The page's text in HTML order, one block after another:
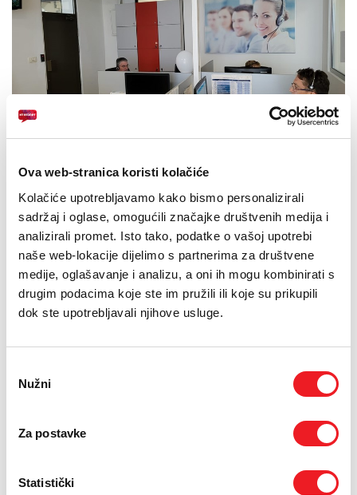
Ova web-stranica koristi kolačiće
Kolačiće upotrebljavamo kako bismo personalizirali
sadržaj i oglase, omogućili značajke društvenih medija i
analizirali promet. Isto tako, podatke o vašoj upotrebi
naše web-lokacije dijelimo s partnerima za društvene
medije, oglašavanje i analizu, a oni ih mogu kombinirati s
drugim podacima koje ste im pružili ili koje su prikupili
dok ste upotrebljavali njihove usluge.
pristanka
Nužni
Za postavke
Statistički
KONTAKTI
MOJ PROFIL
PODRŠKA
TELEFONSKI IMENIK
HT Eronetov centar u Vitezu od danas je bogatiji za
novouređene prostorije Korisničke podrške.
Svečano ih je otvorio Tomislav Ruk, član Uprave za
marketing, prodaju, veleprodaju i korisničku, koji je
tom prigodom izrazio zadovoljstvo okončanim
poslom i činjenicom da će od sada 11 djelatnika
Korisničke podrške u Vitezu raditi u obnovljenim
Tom prigodom posebno je zahvalio agentima i
iznijeli odličan posao, kako u pandemiji, tako i
sada. A korisnicima su na raspolaganju, 24 sata
Direktorica Sektora korisničke podrške Tea Bešlić
„Želim posebno zahvaliti članu Uprave Tomislavu
Ruku zahvaljujući kojemu smo se danas ovdje